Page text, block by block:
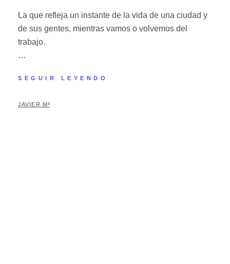
La que refleja un instante de la vida de una ciudad y
de sus gentes, mientras vamos o volvemos del
trabajo.
…
SEGUIR LEYENDO
JAVIER Mª